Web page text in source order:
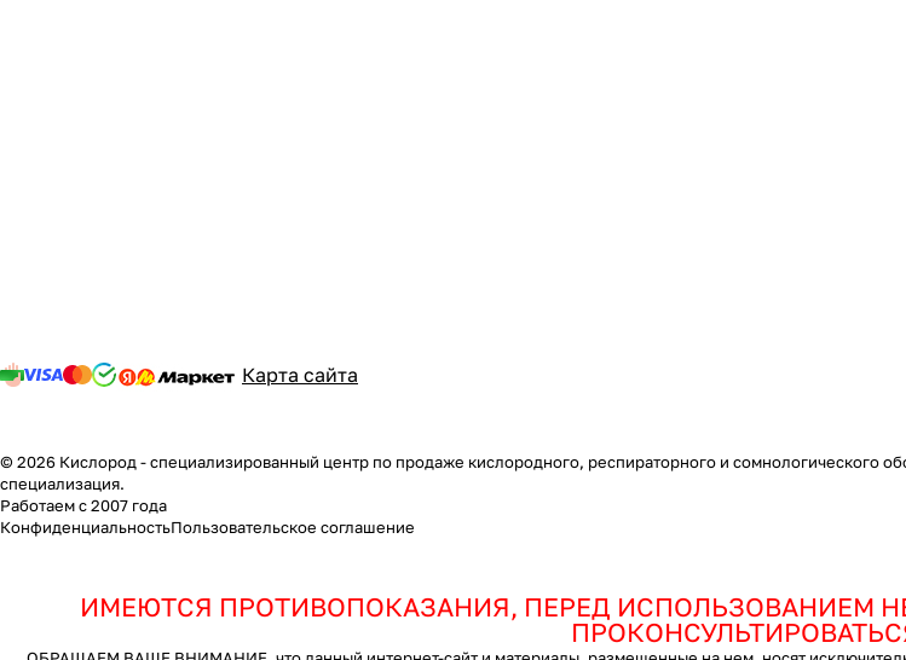
Карта сайта
© 2026 Кислород - специализированный центр по продаже кислородного, респираторного и сомнологического
специализация.
Работаем с 2007 года
КонфиденциальностьПользовательское соглашение
ИМЕЮТСЯ ПРОТИВОПОКАЗАНИЯ, ПЕРЕД ИСПОЛЬЗОВАНИЕМ